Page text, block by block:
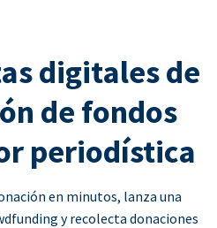
digitales de
de fondos
periodística
en minutos, lanza una
y recolecta donaciones